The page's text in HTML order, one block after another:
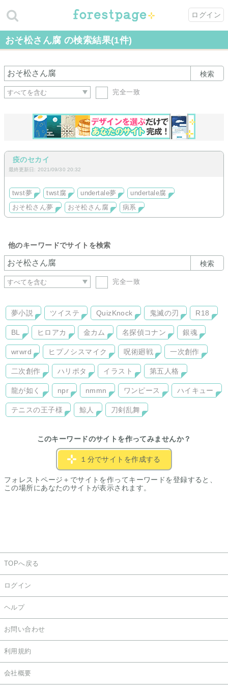
ログイン
おそ松さん腐 の検索結果(1件)
検索
完全一致
疫のセカイ
最終更新日: 2021/09/30 20:32
twst夢 twst腐 undertale夢
undertale腐
おそ松さん夢
おそ松さん腐 病系
他のキーワードでサイトを検索
検索
完全一致
夢小説 ツイステ QuizKnock 鬼滅の刃 R18
BL ヒロアカ 金カム 名探偵コナン 銀魂
wrwrd ヒプノシスマイク 呪術廻戦 一次創作
二次創作 ハリポタ イラスト 第五人格
龍が如く npr nmmn ワンピース ハイキュー
テニスの王子様 鯨人 刀剣乱舞
このキーワードのサイトを作ってみませんか？
１分でサイトを作成する
フォレストページ＋でサイトを作ってキーワードを登録すると、
この場所にあなたのサイトが表示されます。
TOPへ戻る
ログイン
ヘルプ
お問い合わせ
利用規約
会社概要